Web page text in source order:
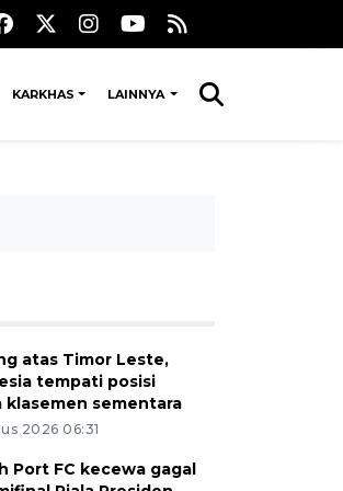
KARKHAS LAINNYA
atas Timor Leste,
tempati posisi
klasemen sementara
2026 06:31
Port FC kecewa gagal